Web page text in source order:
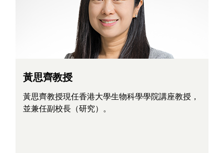
黃思齊教授
黃思齊教授現任香港大學生物科學學院講座教授，
並兼任副校長（研究）。